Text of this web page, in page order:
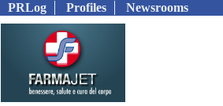
PRLog Profiles Newsrooms